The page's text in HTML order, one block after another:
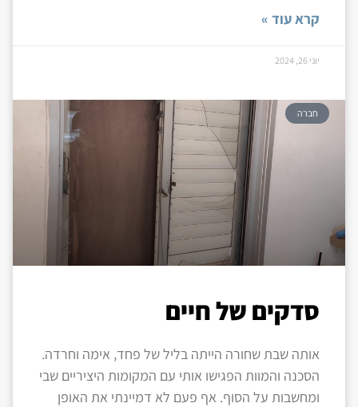
קרא עוד »
יוני 26, 2024
חברה
סדקים של חיים
אותה שבת שחורה הייתה בליל של פחד, אימה וחרדה.
הסכנה והמוות הפגישו אותי עם המקומות היציריים שבי
ומחשבות על הסוף. אף פעם לא דמיינתי את האופן